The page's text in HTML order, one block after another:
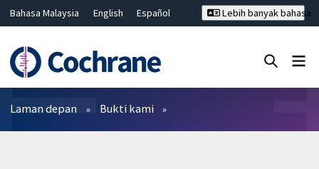
Bahasa Malaysia English
Español
Hrvatski
Deutsch ไทย
繁體中文
简体中文
Lebih banyak bahasa
Penapis
Laman depan Bukti kami